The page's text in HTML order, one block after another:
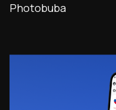
Photobuba